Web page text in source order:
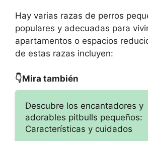
Hay varias razas de perros
populares y adecuadas para
apartamentos o espacios
de estas razas incluyen:
👇Mira también
Descubre los encantadores y
adorables pitbulls pequeños:
Características y cuidados